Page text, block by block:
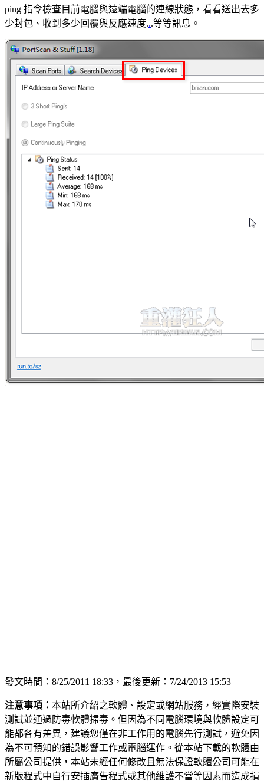
ping 指令檢查目前電腦與遠端電腦的連線狀態，看看送出去多
少封包、收到多少回覆與反應速度...等等訊息。
發文時間：8/25/2011 18:33，最後更新：7/24/2013 15:53
注意事項： 本站所介紹之軟體、設定或網站服務，經實際安裝
測試並通過防毒軟體掃毒。但因為不同電腦環境與軟體設定可
能都各有差異，建議您僅在非工作用的電腦先行測試，避免因
為不可預知的錯誤影響工作或電腦運作。從本站下載的軟體由
所屬公司提供，本站未經任何修改且無法保證軟體公司可能在
新版程式中自行安插廣告程式或其他維護不當等因素而造成損